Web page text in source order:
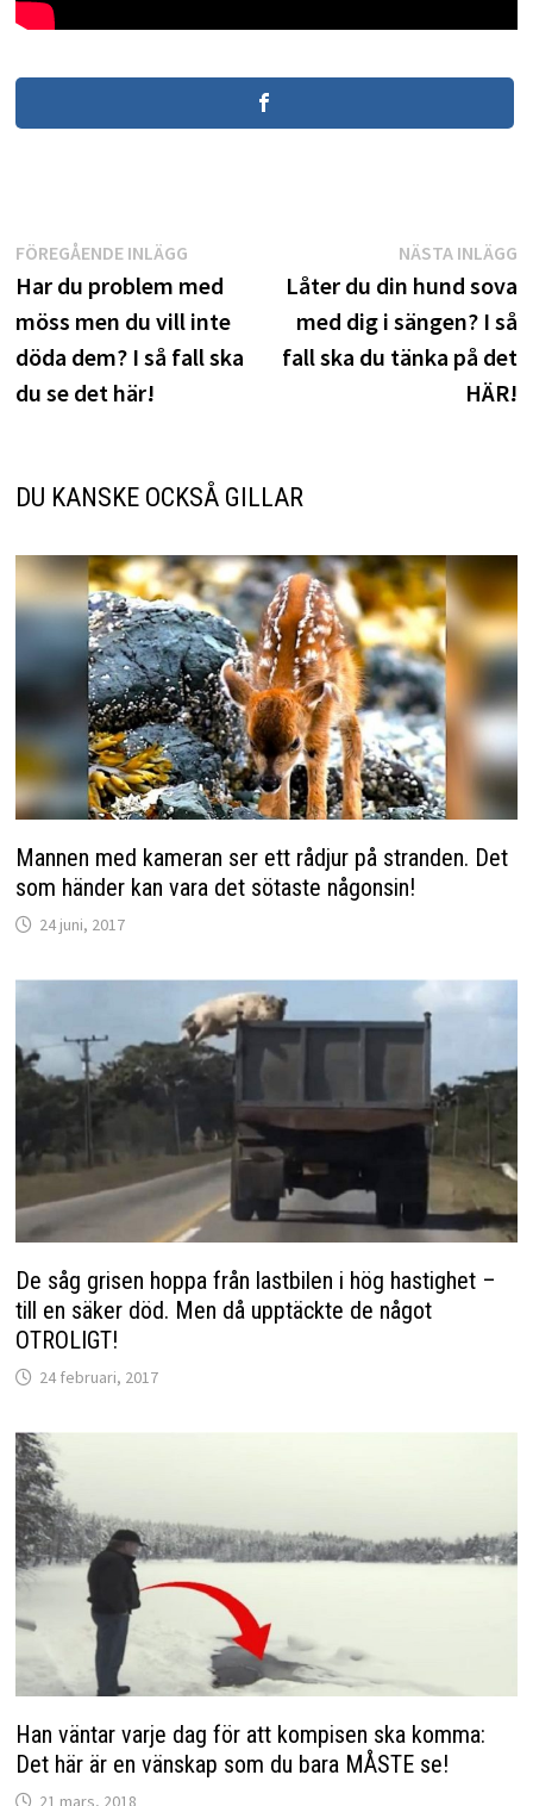
Inläggsnavigering
FÖREGÅENDE INLÄGGFöregående
inlägg:
Har du problem med
möss men du vill inte
döda dem? I så fall ska
du se det här!
NÄSTA INLÄGG
Låter du din hund sova
med dig i sängen? I så
fall ska du tänka på det
HÄR!
DU KANSKE OCKSÅ GILLAR
Mannen med kameran ser ett rådjur på stranden. Det
som händer kan vara det sötaste någonsin!
24 juni, 2017
De såg grisen hoppa från lastbilen i hög hastighet –
till en säker död. Men då upptäckte de något
OTROLIGT!
24 februari, 2017
Han väntar varje dag för att kompisen ska komma:
Det här är en vänskap som du bara MÅSTE se!
21 mars, 2018